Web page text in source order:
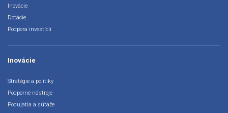
Inovácie
Dotácie
Podpora investícií
Inovácie
Stratégie a politiky
Podporné nástroje
Podujatia a súťaže